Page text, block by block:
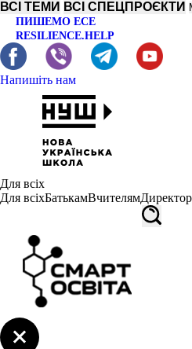
ВСІ ТЕМИ ВСІ СПЕЦПРОЄКТИ
ПИШЕМО ЕСЕ
RESILIENCE.HELP
Напишіть нам
Для всіх
Для всіхБатькамВчителям